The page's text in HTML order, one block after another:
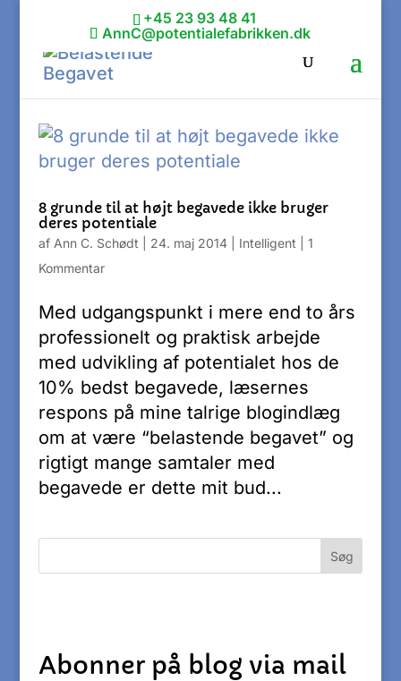
+45 23 93 48 41
AnnC@potentialefabrikken.dk
8 grunde til at højt begavede ikke bruger
deres potentiale
af Ann C. Schødt 24. maj 2014| Intelligent
1
Kommentar
Med udgangspunkt i mere end to års
professionelt og praktisk arbejde
med udvikling af potentialet hos de
10% bedst begavede, læsernes
respons på mine talrige blogindlæg
om at være “belastende begavet” og
rigtigt mange samtaler med
begavede er dette mit bud...
Abonner på blog via mail